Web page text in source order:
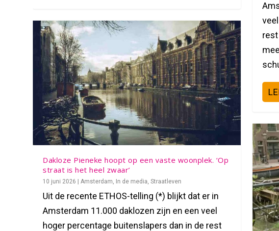
Dakloze Pieneke hoopt op een vaste woonplek. ‘Op
straat is het heel zwaar’
10 juni 2026 | Amsterdam In de media ,Straatleven
Uit de recente ETHOS-telling (*) blijkt dat er in
Amsterdam 11.000 daklozen zijn en een veel
hoger percentage buitenslapers dan in de rest